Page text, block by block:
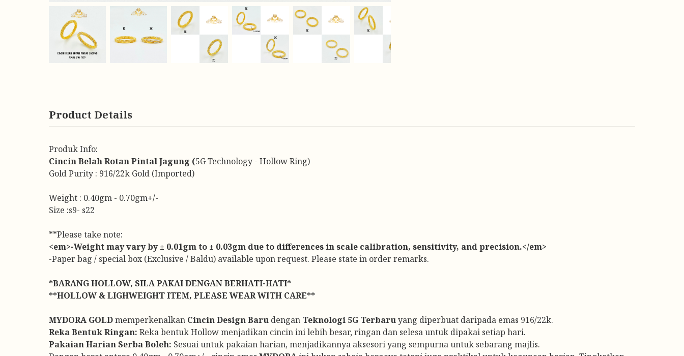
Product Details
Produk Info:
Cincin Belah Rotan Pintal Jagung (5G Technology - Hollow Ring)
Gold Purity : 916/22k Gold (Imported)
Weight : 0.40gm - 0.70gm+/-
Size :s9- s22
**Please take note:
<em>-Weight may vary by ± 0.01gm to ± 0.03gm due to differences in scale calibration, sensitivity, and precision.</em>
-Paper bag / special box (Exclusive / Baldu) available upon request. Please state in order remarks.
*BARANG HOLLOW, SILA PAKAI DENGAN BERHATI-HATI*
**HOLLOW & LIGHWEIGHT ITEM, PLEASE WEAR WITH CARE**
MYDORA GOLDmemperkenalkan Cincin Design Baru dengan Teknologi 5G Terbaruyang diperbuat daripada emas 916/22k.
Reka Bentuk Ringan: Reka bentuk Hollow menjadikan cincin ini lebih besar, ringan dan selesa untuk dipakai setiap hari.
Pakaian Harian Serba Boleh: Sesuai untuk pakaian harian, menjadikannya aksesori yang sempurna untuk sebarang majlis.